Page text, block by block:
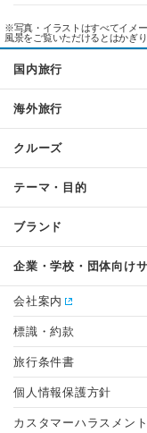
※写真・イラストはすべてイメ
風景をご覧いただけるとはかぎ
国内旅行
海外旅行
クルーズ
テーマ・目的
ブランド
企業・学校・団体向け
会社案内
標識・約款
旅行条件書
個人情報保護方針
カスタマーハラスメン